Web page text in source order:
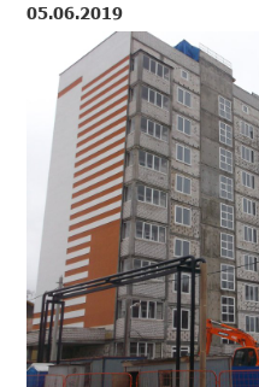
05.06.2019